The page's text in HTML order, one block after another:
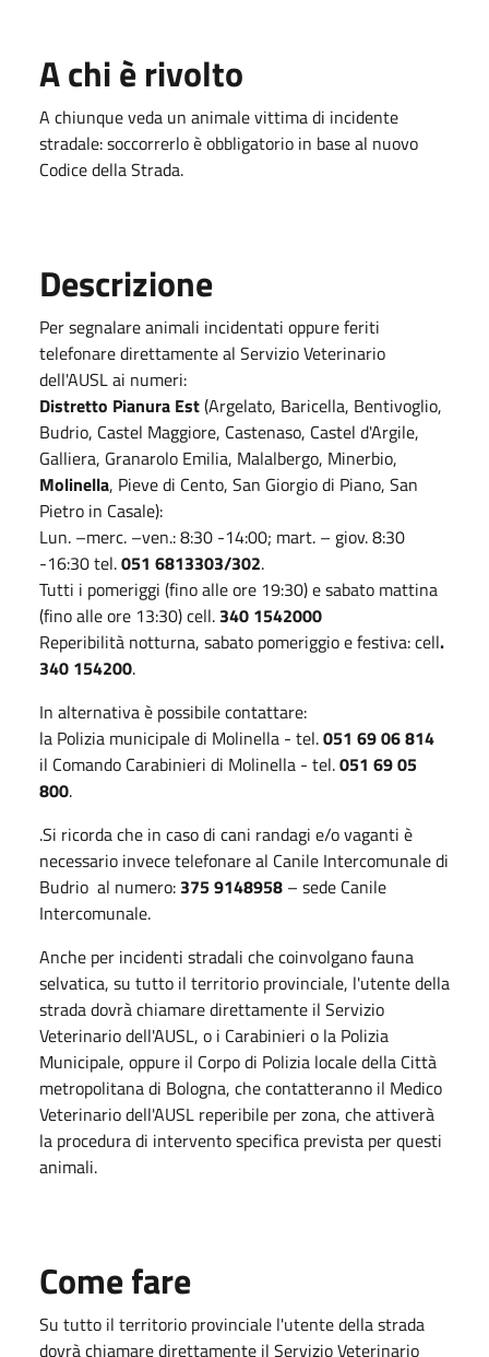
A chi è rivolto
A chiunque veda un animale vittima di incidente
stradale: soccorrerlo è obbligatorio in base al nuovo
Codice della Strada.
Descrizione
Per segnalare animali incidentati oppure feriti
telefonare direttamente al Servizio Veterinario
dell'AUSL ai numeri:
Distretto Pianura Est(Argelato, Baricella, Bentivoglio,
Budrio, Castel Maggiore, Castenaso, Castel d'Argile,
Galliera, Granarolo Emilia, Malalbergo, Minerbio,
Molinella, Pieve di Cento, San Giorgio di Piano, San
Pietro in Casale):
Lun. –merc. –ven.: 8:30 -14:00; mart. – giov. 8:30
-16:30 tel.051 6813303/302.
Tutti i pomeriggi (fino alle ore 19:30) e sabato mattina
(fino alle ore 13:30) cell. 340 1542000
Reperibilità notturna, sabato pomeriggio e festiva: cell.
340 154200.
In alternativa è possibile contattare:
la Polizia municipale di Molinella - tel.051 69 06 814
il Comando Carabinieri di Molinella - tel.051 69 05
800.
.Si ricorda che in caso di cani randagi e/o vaganti è
necessario invece telefonare al Canile Intercomunale di
Budrio al numero: 375 9148958 – sede Canile
Intercomunale.
Anche per incidenti stradali che coinvolgano fauna
selvatica, su tutto il territorio provinciale, l'utente della
strada dovrà chiamare direttamente il Servizio
Veterinario dell'AUSL, o i Carabinieri o la Polizia
Municipale, oppure il Corpo di Polizia locale della Città
metropolitana di Bologna, che contatteranno il Medico
Veterinario dell'AUSL reperibile per zona, che attiverà
la procedura di intervento specifica prevista per questi
animali.
Come fare
Su tutto il territorio provinciale l'utente della strada
dovrà chiamare direttamente il Servizio Veterinario